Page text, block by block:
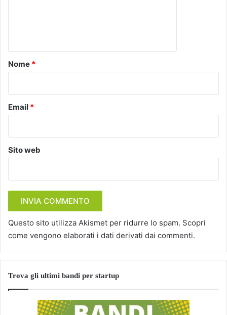
o
Nome *
Email *
Sito web
Questo sito utilizza Akismet per ridurre lo spam. Scopri
come vengono elaborati i dati derivati dai commenti.
Trova gli ultimi bandi per startup